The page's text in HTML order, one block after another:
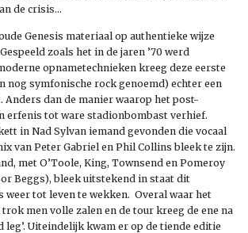
de crisis…
Genesis materiaal op authentieke wijze
zoals het in de jaren ’70 werd
opnametechnieken kreeg deze eerste
nog symfonische rock genoemd) echter een
dan de manier waarop het post-
erfenis tot ware stadionbombast verhief.
in Nad Sylvan iemand gevonden die vocaal
van Peter Gabriel en Phil Collins bleek te zijn.
met O’Toole, King, Townsend en Pomeroy
Beggs), bleek uitstekend in staat dit
weer tot leven te wekken. Overal waar het
men volle zalen en de tour kreeg de ene na
leg’. Uiteindelijk kwam er op de tiende editie